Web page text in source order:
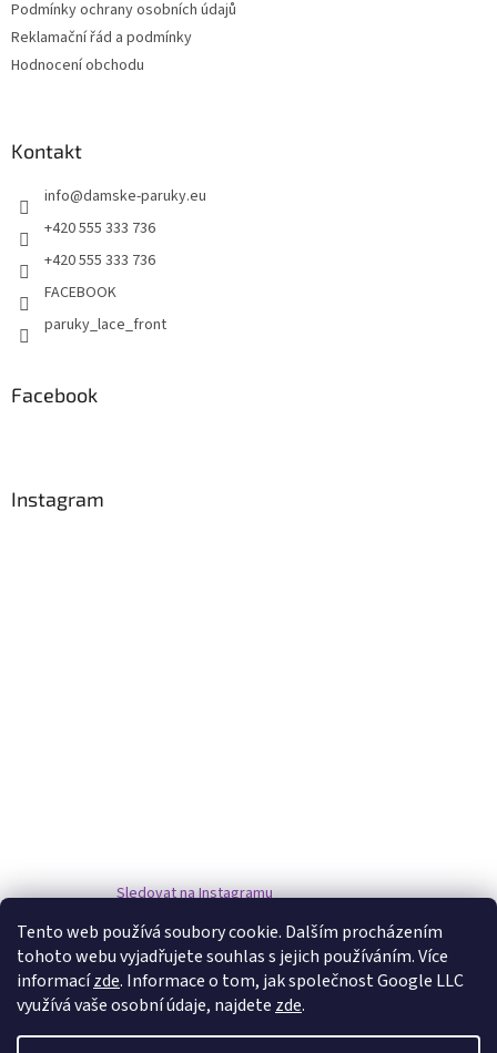
Tento web používá soubory cookie. Dalším procházením
tohoto webu vyjadřujete souhlas s jejich používáním. Více
informacízde. Informace o tom, jak společnost Google LLC
využívá vaše osobní údaje, najdete zde.
Podmínky ochrany osobních údajů
Reklamační řád a podmínky
Hodnocení obchodu
Kontakt
info@damske-paruky.eu
+420 555 333 736
+420 555 333 736
FACEBOOK
paruky_lace_front
Facebook
Instagram
Sledovat na Instagramu
www.damske-paruky.eu